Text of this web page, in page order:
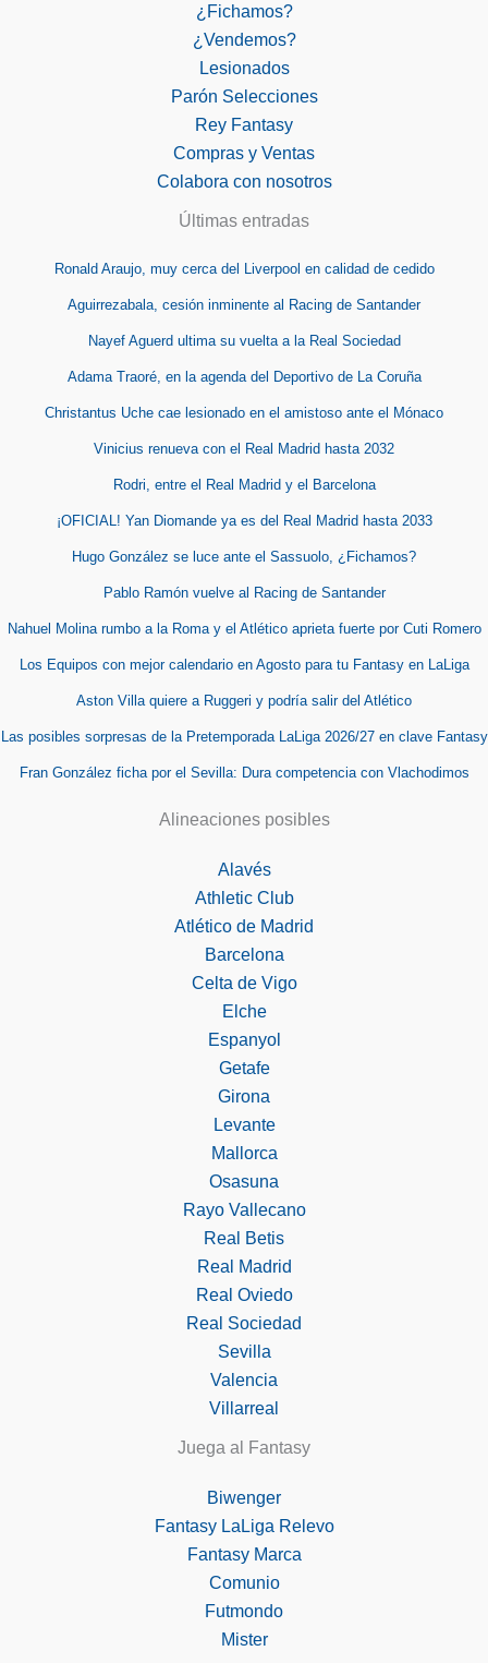
¿Fichamos?
¿Vendemos?
Lesionados
Parón Selecciones
Rey Fantasy
Compras y Ventas
Colabora con nosotros
Últimas entradas
Ronald Araujo, muy cerca del Liverpool en calidad de cedido
Aguirrezabala, cesión inminente al Racing de Santander
Nayef Aguerd ultima su vuelta a la Real Sociedad
Adama Traoré, en la agenda del Deportivo de La Coruña
Christantus Uche cae lesionado en el amistoso ante el Mónaco
Vinicius renueva con el Real Madrid hasta 2032
Rodri, entre el Real Madrid y el Barcelona
¡OFICIAL! Yan Diomande ya es del Real Madrid hasta 2033
Hugo González se luce ante el Sassuolo, ¿Fichamos?
Pablo Ramón vuelve al Racing de Santander
Nahuel Molina rumbo a la Roma y el Atlético aprieta fuerte por Cuti Romero
Los Equipos con mejor calendario en Agosto para tu Fantasy en LaLiga
Aston Villa quiere a Ruggeri y podría salir del Atlético
Las posibles sorpresas de la Pretemporada LaLiga 2026/27 en clave Fantasy
Fran González ficha por el Sevilla: Dura competencia con Vlachodimos
Alineaciones posibles
Alavés
Athletic Club
Atlético de Madrid
Barcelona
Celta de Vigo
Elche
Espanyol
Getafe
Girona
Levante
Mallorca
Osasuna
Rayo Vallecano
Real Betis
Real Madrid
Real Oviedo
Real Sociedad
Sevilla
Valencia
Villarreal
Juega al Fantasy
Biwenger
Fantasy LaLiga Relevo
Fantasy Marca
Comunio
Futmondo
Mister